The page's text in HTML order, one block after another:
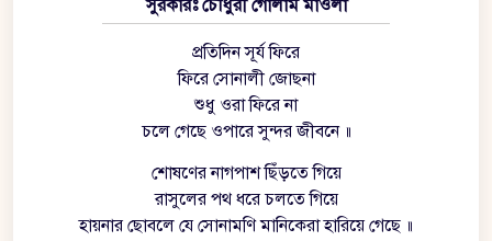
সুরকারঃ চৌধুরী গোলাম মাওলা
প্রতিদিন সূর্য ফিরে
ফিরে সোনালী জোছনা
শুধু ওরা ফিরে না
চলে গেছে ওপারে সুন্দর জীবনে ॥
শোষণের নাগপাশ ছিঁড়তে গিয়ে
রাসুলের পথ ধরে চলতে গিয়ে
হায়নার ছোবলে যে সোনামণি মানিকেরা হারিয়ে গেছে ॥